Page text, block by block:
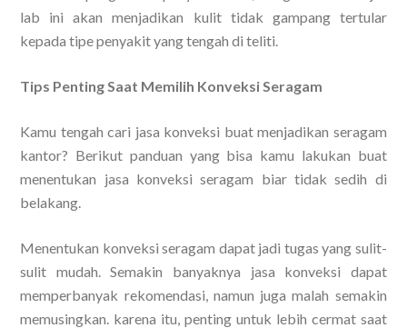
lab ini akan menjadikan kulit tidak gampang tertular
kepada tipe penyakit yang tengah di teliti.
Tips Penting Saat Memilih Konveksi Seragam
Kamu tengah cari jasa konveksi buat menjadikan seragam
kantor? Berikut panduan yang bisa kamu lakukan buat
menentukan jasa konveksi seragam biar tidak sedih di
belakang.
Menentukan konveksi seragam dapat jadi tugas yang sulit-
sulit mudah. Semakin banyaknya jasa konveksi dapat
memperbanyak rekomendasi, namun juga malah semakin
memusingkan. karena itu, penting untuk lebih cermat saat